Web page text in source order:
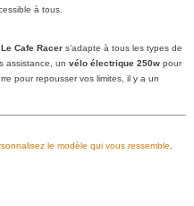
à tous.
Le Cafe Racers’adapte à tous les types de
assistance, un vélo électrique 250wpour
pour repousser vos limites, il y a un
le modèle qui vous ressemble